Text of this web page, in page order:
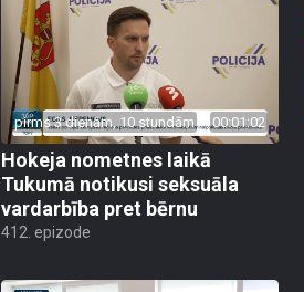
pirms 3 dienām, 10 stundām 00:01:02
Hokeja nometnes laikā
Tukumā notikusi seksuāla
vardarbība pret bērnu
412. epizode